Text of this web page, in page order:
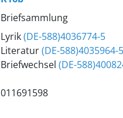
Briefsammlung
Lyrik(DE-588)4036774-5
Literatur(DE-588)4035964-5
Briefwechsel (DE-
011691598